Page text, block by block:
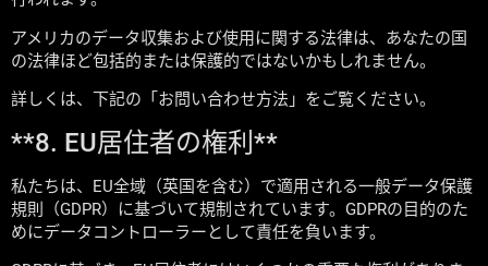
アメリカのデータ収集および使用に関する法律は、あなたの国
の法律ほど包括的または保護的ではないかもしれません。
詳しくは、下記の「お問い合わせ方法」をご覧ください。
**8. EU居住者の権利**
私たちは、EU全域（英国を含む）で適用される一般データ保護
規則（GDPR）に基づいて規制されています。GDPRの目的のた
めにデータコントローラーとして責任を負います。